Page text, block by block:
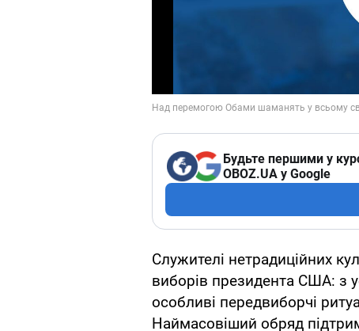
Будьте першими у
OBOZ.UA у Google
Служителі нетрадиційних
виборів президента США: з
особливі передвиборчі
Наймасовіший обряд